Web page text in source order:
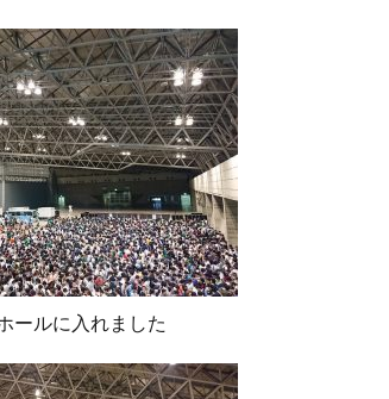
ールに入れました